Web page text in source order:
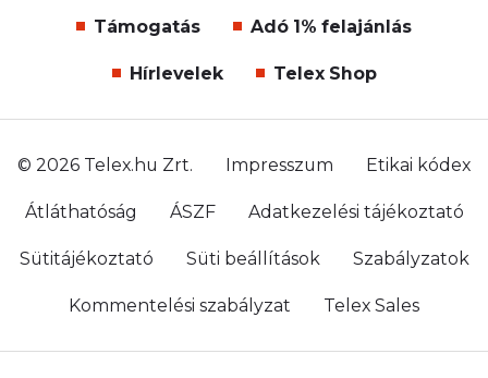
Támogatás Adó 1% felajánlás
Hírlevelek Telex Shop
© 2026 Telex.hu Zrt. Impresszum Etikai kódex
Átláthatóság ÁSZF Adatkezelési tájékoztató
Sütitájékoztató Süti beállítások Szabályzatok
Kommentelési szabályzat Telex Sales